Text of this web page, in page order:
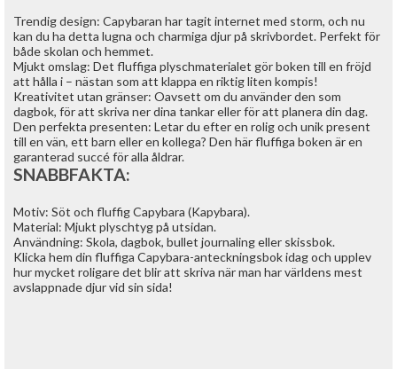
Trendig design: Capybaran har tagit internet med storm, och nu
kan du ha detta lugna och charmiga djur på skrivbordet. Perfekt för
både skolan och hemmet.
Mjukt omslag: Det fluffiga plyschmaterialet gör boken till en fröjd
att hålla i – nästan som att klappa en riktig liten kompis!
Kreativitet utan gränser: Oavsett om du använder den som
dagbok, för att skriva ner dina tankar eller för att planera din dag.
Den perfekta presenten: Letar du efter en rolig och unik present
till en vän, ett barn eller en kollega? Den här fluffiga boken är en
garanterad succé för alla åldrar.
SNABBFAKTA:
Motiv: Söt och fluffig Capybara (Kapybara).
Material: Mjukt plyschtyg på utsidan.
Användning: Skola, dagbok, bullet journaling eller skissbok.
Klicka hem din fluffiga Capybara-anteckningsbok idag och upplev
hur mycket roligare det blir att skriva när man har världens mest
avslappnade djur vid sin sida!